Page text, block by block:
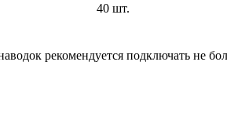
40 шт.
рекомендуется подключать не